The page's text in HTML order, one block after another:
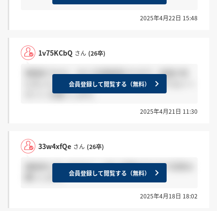
2025年4月22日 15:48
1v75KCbQ さん (26卒)
事務系で4/12、13に2次面接受けた方で、結果が来
た方いらっしゃいますか？ 来た→感謝 来てない→
ホント お願いします。
会員登録して閲覧する（無料）
2025年4月21日 11:30
33w4xfQe さん (26卒)
連絡来た方いますか？ 上記と同様のやり方で回答お
会員登録して閲覧する（無料）
2025年4月18日 18:02